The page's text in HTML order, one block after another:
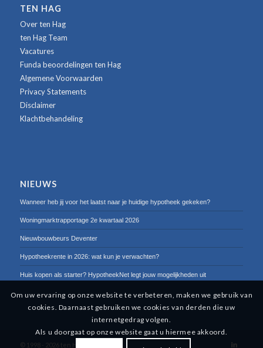
TEN HAG
Over ten Hag
ten Hag Team
Vacatures
Funda beoordelingen ten Hag
Algemene Voorwaarden
Privacy Statements
Disclaimer
Klachtbehandeling
NIEUWS
Wanneer heb jij voor het laatst naar je huidige hypotheek gekeken?
Woningmarktrapportage 2e kwartaal 2026
Nieuwbouwbeurs Deventer
Hypotheekrente in 2026: wat kun je verwachten?
Huis kopen als starter? HypotheekNet legt jouw mogelijkheden uit
© 1998 - 2026 ten Hag Groep B.V.
Om uw ervaring op onze website te verbeteren, maken we gebruik van
cookies. Daarnaast gebruiken we cookies van derden die uw
internetgedrag volgen.
Als u doorgaat op onze website gaat u hiermee akkoord.